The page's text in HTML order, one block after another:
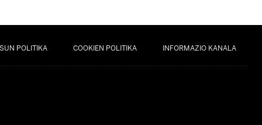
POLITIKA COOKIEN POLITIKA INFORMAZIO KANALA